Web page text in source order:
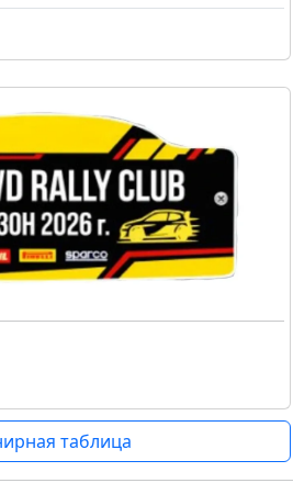
таблица